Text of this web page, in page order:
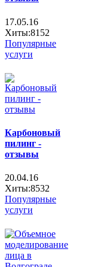
17.05.16
Хиты:8152
Популярные
услуги
Карбоновый
пилинг -
отзывы
20.04.16
Хиты:8532
Популярные
услуги